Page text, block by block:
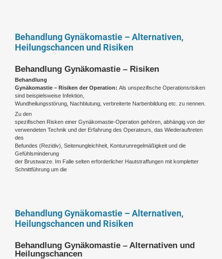
Behandlung Gynäkomastie – Alternativen,
Heilungschancen und Risiken
Behandlung Gynäkomastie – Risiken
Behandlung
Gynäkomastie – Risiken der Operation: Als unspezifische Operationsrisiken
sind beispielsweise Infektion,
Wundheilungsstörung, Nachblutung, verbreiterte Narbenbildung etc. zu nennen.
Zu den
spezifischen Risken einer Gynäkomastie-Operation gehören, abhängig von der
verwendeten Technik und der Erfahrung des Operateurs, das Wiederauftreten
des
Befundes (Rezidiv), Seitenungleichheit, Konturunregelmäßigkeit und die
Gefühlsminderung
der Brustwarze. Im Falle selten erforderlicher Hautstraffungen mit kompletter
Schnittführung um die
Behandlung Gynäkomastie – Alternativen,
Heilungschancen und Risiken
Behandlung Gynäkomastie – Alternativen und
Heilungschancen